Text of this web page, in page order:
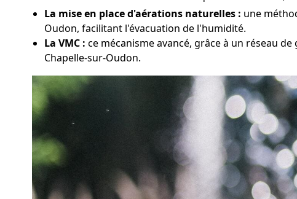
La mise en place d'aérations naturelles : une
Oudon, facilitant l'évacuation de l'humidité.
La VMC : ce mécanisme avancé, grâce à un réseau
Chapelle-sur-Oudon.